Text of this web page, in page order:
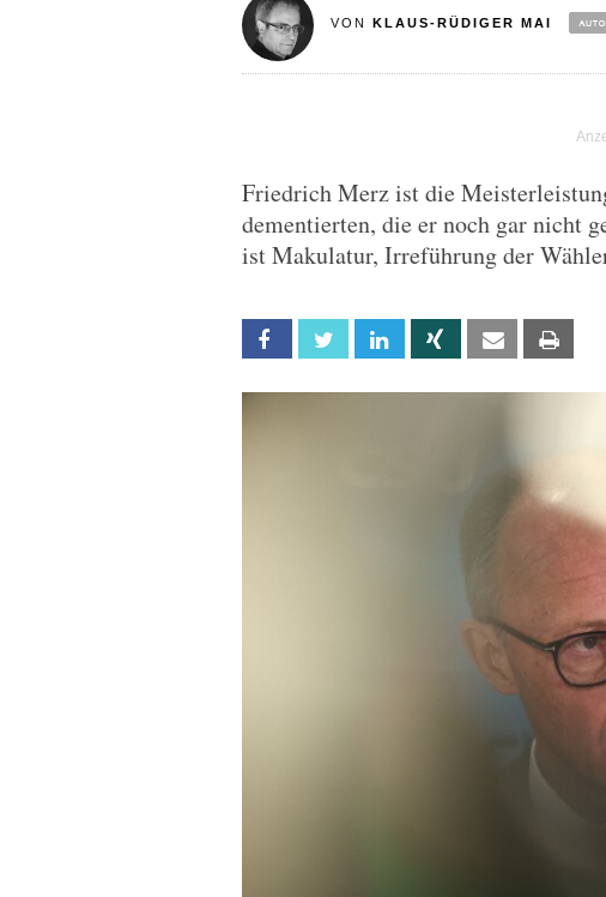
VON KLAUS-RÜDIGER MAI
Friedrich Merz ist die
dementierten, die er noch gar nicht
ist Makulatur, Irreführung der
Facebook Twitter Linkedin Xing Email